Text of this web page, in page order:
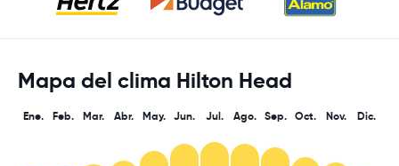
Mapa del clima Hilton Head
Ene. Feb. Mar. Abr. May. Jun. Jul. Ago. Sep. Oct. Nov. Dic.